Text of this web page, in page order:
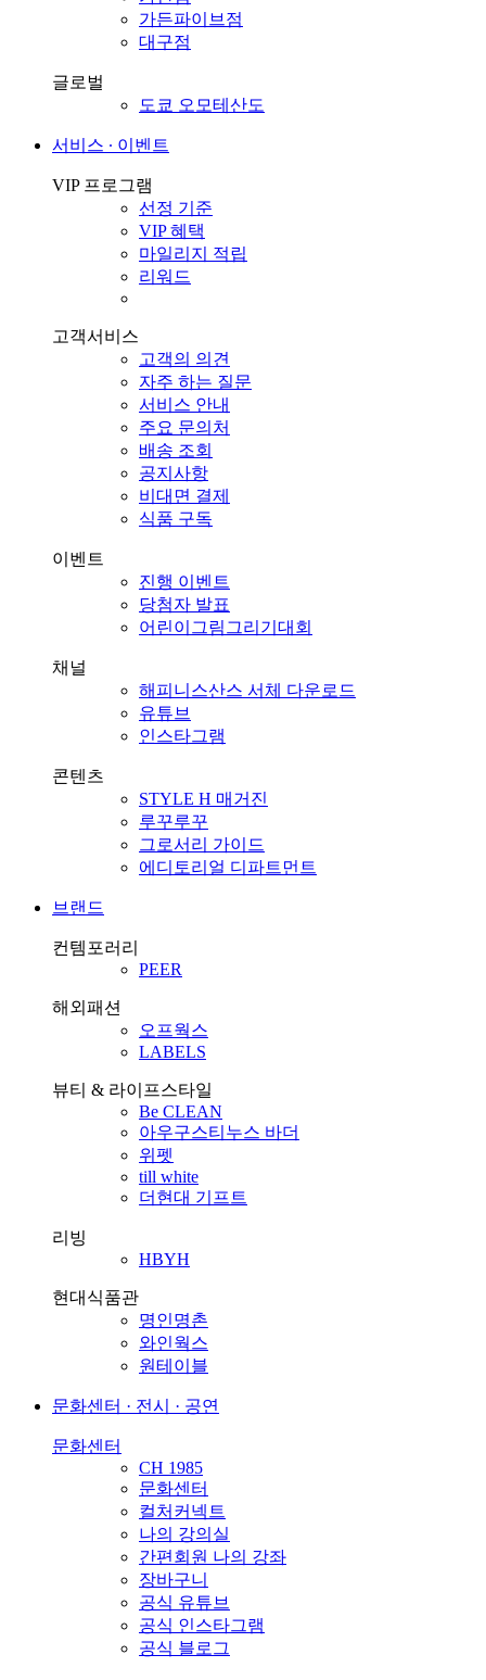
가든파이브점
대구점
글로벌
도쿄 오모테산도
서비스 ∙ 이벤트
VIP 프로그램
선정 기준
VIP 혜택
마일리지 적립
리워드
고객서비스
고객의 의견
자주 하는 질문
서비스 안내
주요 문의처
배송 조회
공지사항
비대면 결제
식품 구독
이벤트
진행 이벤트
당첨자 발표
어린이그림그리기대회
채널
해피니스산스 서체 다운로드
유튜브
인스타그램
콘텐츠
STYLE H 매거진
루꾸루꾸
그로서리 가이드
에디토리얼 디파트먼트
브랜드
컨템포러리
PEER
해외패션
오프웍스
LABELS
뷰티 & 라이프스타일
Be CLEAN
아우구스티누스 바더
위펫
till white
더현대 기프트
리빙
HBYH
현대식품관
명인명촌
와인웍스
원테이블
문화센터 · 전시 · 공연
문화센터
CH 1985
문화센터
컬처커넥트
나의 강의실
간편회원 나의 강좌
장바구니
공식 유튜브
공식 인스타그램
공식 블로그